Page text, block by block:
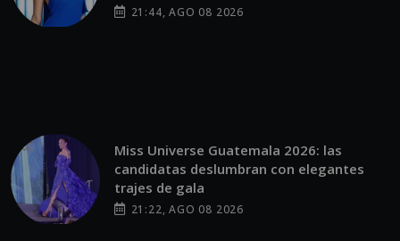
21:44, AGO 08 2026
Miss Universe Guatemala 2026: las
candidatas deslumbran con elegantes
trajes de gala
21:22, AGO 08 2026